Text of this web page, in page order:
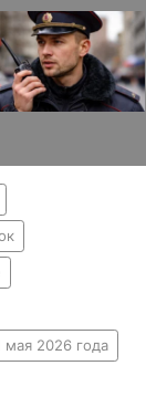
мая 2026 года